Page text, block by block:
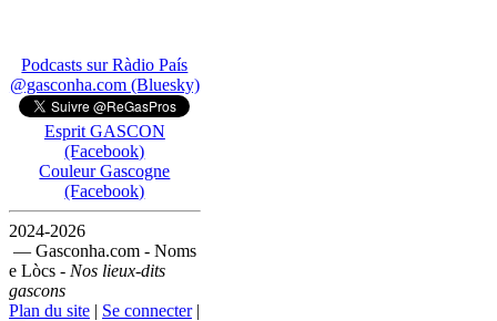
Podcasts sur Ràdio País
@gasconha.com (Bluesky)
Esprit GASCON
(Facebook)
Couleur Gascogne
(Facebook)
2024-2026
— Gasconha.com - Noms
e Lòcs - Nos lieux-dits
gascons
Plan du site | Se connecter|